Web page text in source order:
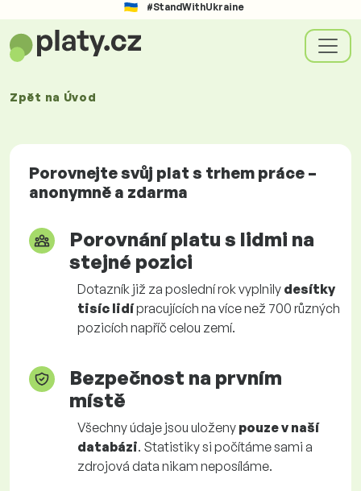
#StandWithUkraine
Zpět na Úvod
Porovnejte svůj plat s trhem práce –
anonymně a zdarma
Porovnání platu s lidmi na
stejné pozici
Dotazník již za poslední rok vyplnily desítky
tisíc lidípracujících na více než 700 různých
pozicích napříč celou zemí.
Bezpečnost na prvním
místě
Všechny údaje jsou uloženy pouze v naší
databázi. Statistiky si počítáme sami a
zdrojová data nikam neposíláme.